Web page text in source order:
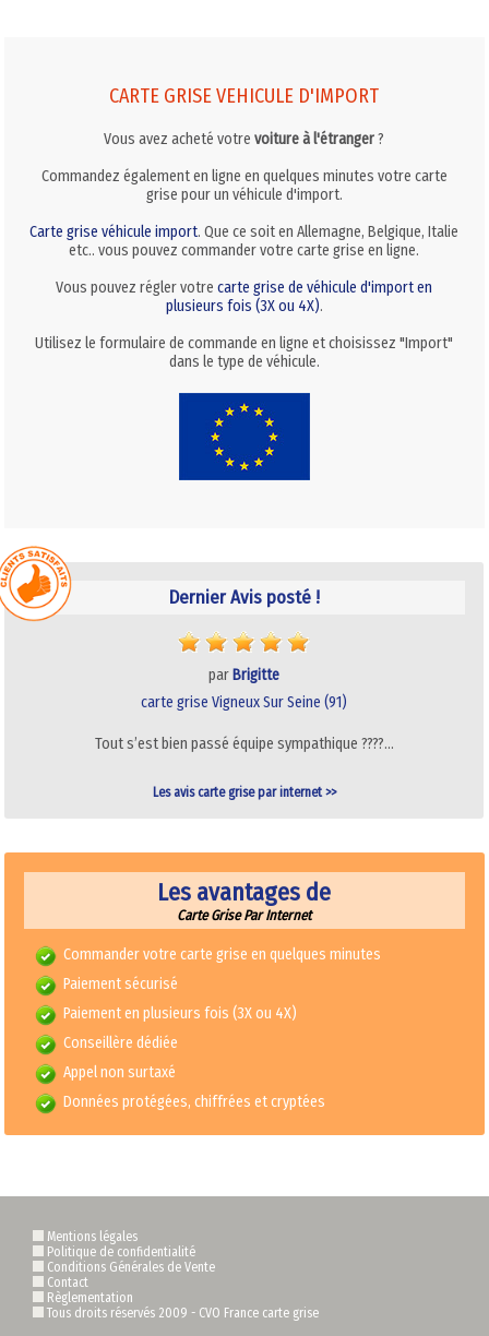
CARTE GRISE VEHICULE D'IMPORT
Vous avez acheté votrevoiture à l'étranger?
Commandez également en ligne en quelques minutes votre carte
grise pour un véhicule d'import.
Carte grise véhicule import. Que ce soit en Allemagne, Belgique, Italie
etc.. vous pouvez commander votre carte grise en ligne.
Vous pouvez régler votrecarte grise de véhicule d'import en
plusieurs fois (3X ou 4X).
Utilisez le formulaire de commande en ligne et choisissez "Import"
dans le type de véhicule.
Dernier Avis posté !
parBrigitte
carte grise Vigneux Sur Seine (91)
Tout s’est bien passé équipe sympathique ????…
Les avis carte grise par internet >>
Les avantages de
Carte Grise Par Internet
Commander votre carte grise en quelques minutes
Paiement sécurisé
Paiement en plusieurs fois (3X ou 4X)
Conseillère dédiée
Appel non surtaxé
Données protégées, chiffrées et cryptées
Mentions légales
Politique de confidentialité
Conditions Générales de Vente
Contact
Règlementation
Tous droits réservés 2009 - CVO France carte grise